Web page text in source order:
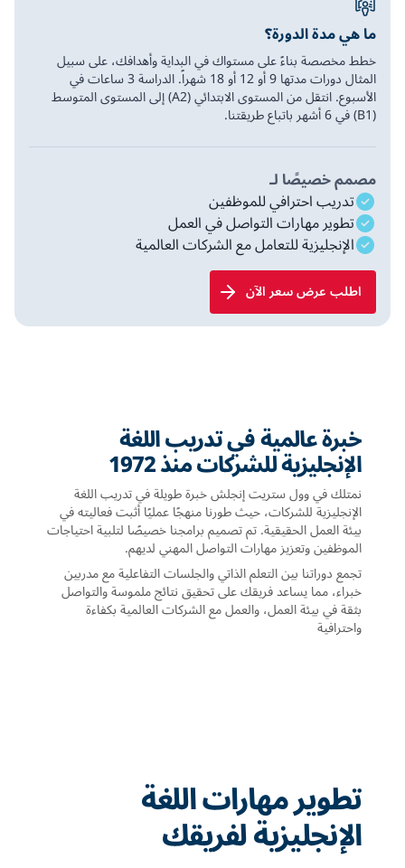
ما هي مدة الدورة؟
خطط مخصصة بناءً على مستواك في البداية وأهدافك، على سبيل
المثال دورات مدتها 9 أو 12 أو 18 شهراً. الدراسة 3 ساعات في
الأسبوع. انتقل من المستوى الابتدائي (A2) إلى المستوى المتوسط
(B1) في 6 أشهر باتباع طريقتنا.
مصمم خصيصًا لـ
تدريب احترافي للموظفين
تطوير مهارات التواصل في العمل
الإنجليزية للتعامل مع الشركات العالمية
اطلب عرض سعر الآن
خبرة عالمية في تدريب اللغة
الإنجليزية للشركات منذ 1972
نمتلك في وول ستريت إنجلش خبرة طويلة في تدريب اللغة
الإنجليزية للشركات، حيث طورنا منهجًا عمليًا أثبت فعاليته في
بيئة العمل الحقيقية. تم تصميم برامجنا خصيصًا لتلبية احتياجات
الموظفين وتعزيز مهارات التواصل المهني لديهم.
تجمع دوراتنا بين التعلم الذاتي والجلسات التفاعلية مع مدربين
خبراء، مما يساعد فريقك على تحقيق نتائج ملموسة والتواصل
بثقة في بيئة العمل، والعمل مع الشركات العالمية بكفاءة
واحترافية
تطوير مهارات اللغة
الإنجليزية لفريقك